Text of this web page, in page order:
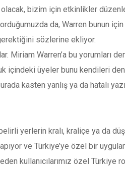
olacak, bizim için etkinlikler
da, Warren bunun
sözlerine ekliyor.
Miriam Warren’a bu yorumları
içindeki üyeler bunu kendileri
kasten yanlış ya da hatalı
yerlerin kralı, kraliçe ya da
ve Türkiye’ye özel bir
kullanıcılarımız özel Türkiye